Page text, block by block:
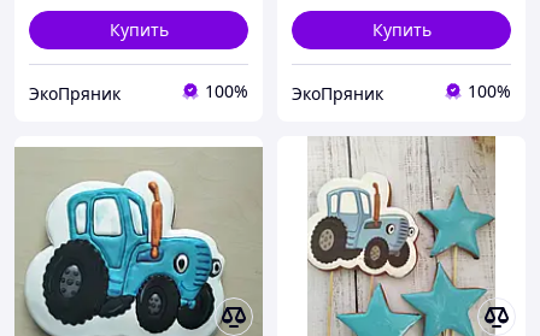
Купить
ЭкоПряник 100%
Купить
ЭкоПряник 100%